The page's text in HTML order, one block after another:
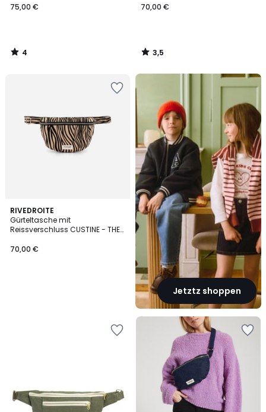
75,00 €
4
/
70,00 €
3,5
/
RIVEDROITE
Gürteltasche mit
Reissverschluss CUSTINE - THE
70,00 €
Jetztz shoppen
Back
To
...